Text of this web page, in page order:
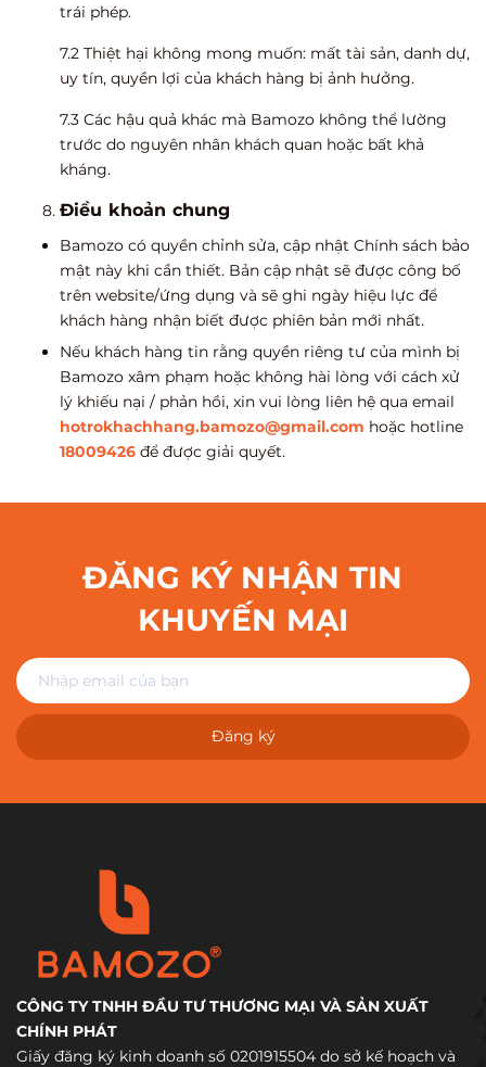
trái phép.
7.2 Thiệt hại không mong muốn: mất tài sản, danh dự,
uy tín, quyền lợi của khách hàng bị ảnh hưởng.
7.3 Các hậu quả khác mà Bamozo không thể lường
trước do nguyên nhân khách quan hoặc bất khả
kháng.
Điều khoản chung
Bamozo có quyền chỉnh sửa, cập nhật Chính sách bảo
mật này khi cần thiết. Bản cập nhật sẽ được công bố
trên website/ứng dụng và sẽ ghi ngày hiệu lực để
khách hàng nhận biết được phiên bản mới nhất.
Nếu khách hàng tin rằng quyền riêng tư của mình bị
Bamozo xâm phạm hoặc không hài lòng với cách xử
lý khiếu nại / phản hồi, xin vui lòng liên hệ qua email
hotrokhachhang.bamozo@gmail.com hoặc hotline
18009426 để được giải quyết.
ĐĂNG KÝ NHẬN TIN
KHUYẾN MẠI
Đăng ký
CÔNG TY TNHH ĐẦU TƯ THƯƠNG MẠI VÀ SẢN XUẤT
CHÍNH PHÁT
Giấy đăng ký kinh doanh số 0201915504 do sở kế hoạch và